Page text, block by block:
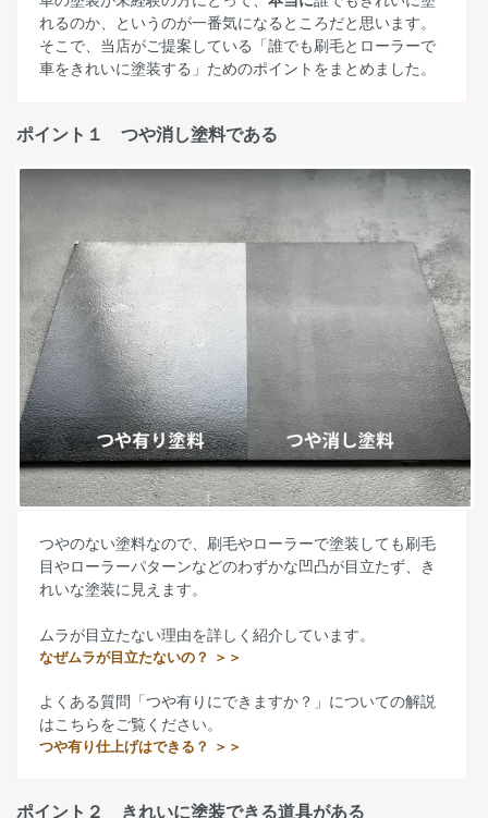
れるのか、というのが一番気になるところだと思います。
そこで、当店がご提案している「誰でも刷毛とローラーで
車をきれいに塗装する」ためのポイントをまとめました。
ポイント１ つや消し塗料である
つやのない塗料なので、刷毛やローラーで塗装しても刷毛
目やローラーパターンなどのわずかな凹凸が目立たず、き
れいな塗装に見えます。
ムラが目立たない理由を詳しく紹介しています。
なぜムラが目立たないの？ ＞＞
よくある質問「つや有りにできますか？」についての解説
はこちらをご覧ください。
つや有り仕上げはできる？ ＞＞
ポイント２ きれいに塗装できる道具がある